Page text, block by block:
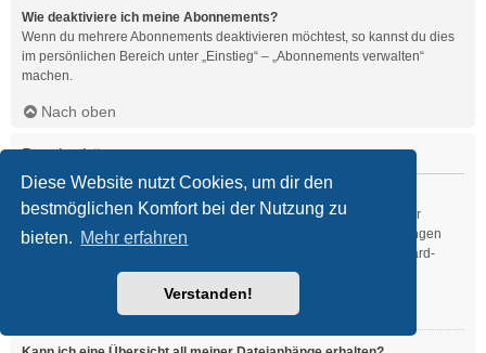
Diese Website nutzt Cookies, um dir den
bestmöglichen Komfort bei der Nutzung zu
bieten. Mehr erfahren
Verstanden!
Wie deaktiviere ich meine Abonnements?
Wenn du mehrere Abonnements deaktivieren möchtest, so kannst du dies
im persönlichen Bereich unter „Einstieg“ – „Abonnements verwalten“
machen.
Nach oben
Dateianhänge
Welche Dateianhänge sind in diesem Forum zulässig?
Die Board-Administration kann bestimmte Dateitypen zulassen oder
verbieten. Falls du dir nicht sicher bist, welche Dateitypen du anhängen
kannst und du Unterstützung benötigst, wende dich bitte an die Board-